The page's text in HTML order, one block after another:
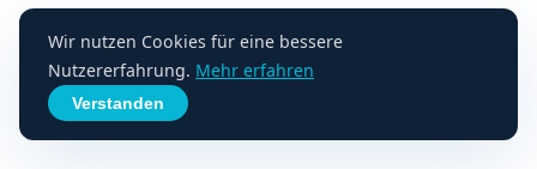
Wir nutzen Cookies für eine bessere
Nutzererfahrung. Mehr erfahren
Verstanden